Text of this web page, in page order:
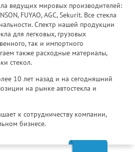
ведущих мировых производителей:
FUYAO, AGC, Sekurit. Все стекла
Спектр нашей продукции
для легковых, грузовых
так и импортного
также расходные материалы,
стекол.
10 лет назад и на сегодняшний
на рынке автостекла и
к сотрудничеству компании,
бизнесе.